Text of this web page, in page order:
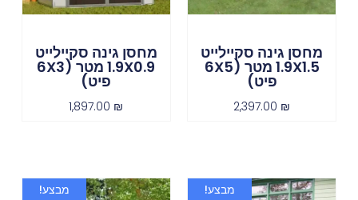
מחסן גינה סקיילייט
1.9X1.5 מטר (6X5
פיט)
2,397.00 ₪
מחסן גינה סקיילייט
1.9X0.9 מטר (6X3
פיט)
1,897.00 ₪
מבצע! מבצע!